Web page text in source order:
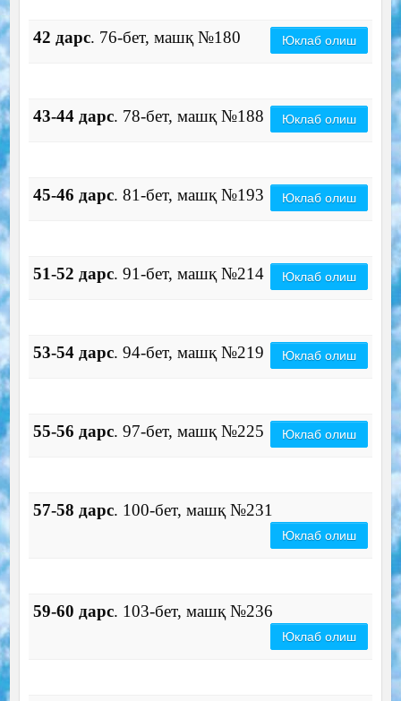
42 дарс. 76-бет, машқ №180 Юклаб олиш
43-44 дарс. 78-бет, машқ №188 Юклаб олиш
45-46 дарс. 81-бет, машқ №193 Юклаб олиш
51-52 дарс. 91-бет, машқ №214 Юклаб олиш
53-54 дарс. 94-бет, машқ №219 Юклаб олиш
55-56 дарс. 97-бет, машқ №225 Юклаб олиш
57-58 дарс. 100-бет, машқ №231
Юклаб олиш
59-60 дарс. 103-бет, машқ №236
Юклаб олиш